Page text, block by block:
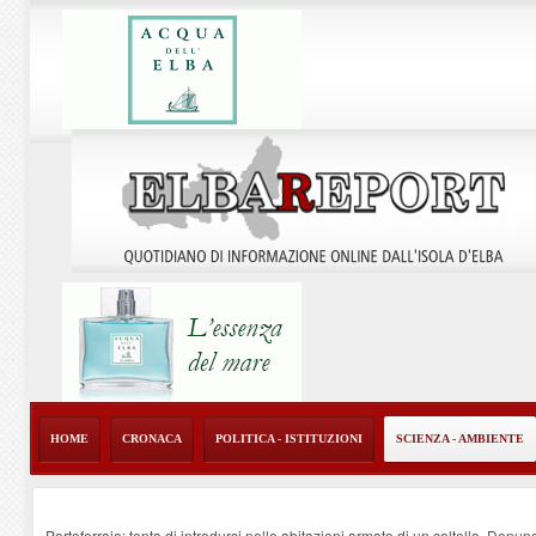
HOME CRONACA POLITICA - ISTITUZIONI SCIENZA - AMBIENTE